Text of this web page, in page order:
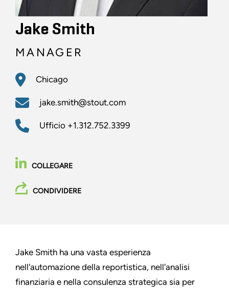
Jake Smith
MANAGER
Chicago
jake.smith@stout.com
Ufficio +1.312.752.3399
COLLEGARE
CONDIVIDERE
Jake Smith ha una vasta esperienza
nell'automazione della reportistica, nell'analisi
finanziaria e nella consulenza strategica sia per